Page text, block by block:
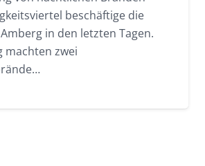
beschäftige die
in den letzten Tagen.
machten zwei